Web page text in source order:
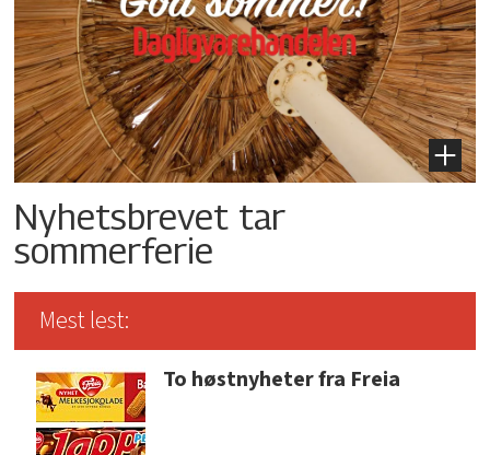
Nyhetsbrevet tar
sommerferie
Mest lest:
To høstnyheter fra Freia